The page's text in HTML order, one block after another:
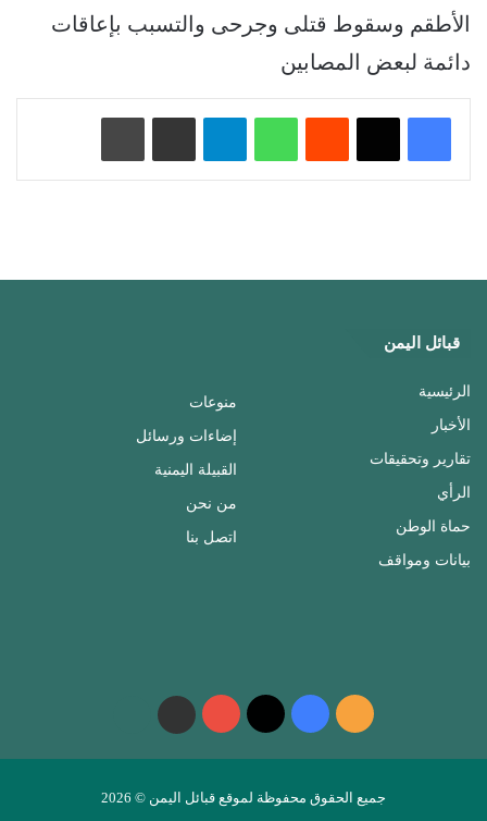
الأطقم وسقوط قتلى وجرحى والتسبب بإعاقات
دائمة لبعض المصابين
واتساب تيلقرام
قبائل اليمن
الرئيسية
الأخبار
تقارير وتحقيقات
الرأي
حماة الوطن
بيانات ومواقف
منوعات
إضاءات ورسائل
القبيلة اليمنية
من نحن
اتصل بنا
ملخص
الموقع
RSS
فيسبوك ‫X
‫YouTubeواتساب
جميع الحقوق محفوظة لموقع قبائل اليمن © 2026